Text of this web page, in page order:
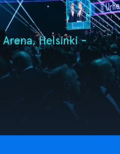
Helsinki -